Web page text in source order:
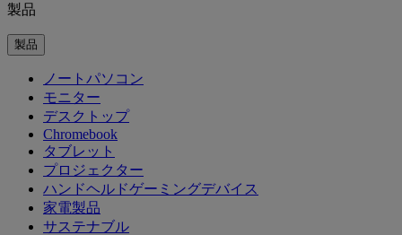
製品
製品
ノートパソコン
モニター
デスクトップ
Chromebook
タブレット
プロジェクター
ハンドヘルドゲーミングデバイス
家電製品
サステナブル